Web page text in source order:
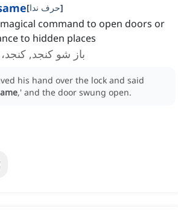
[حرف ندا]
command to open doors or
to hidden places
باز شو کنجد,
his hand over the lock and said
,' and the door swung open.